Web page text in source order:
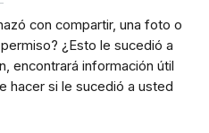
con compartir, una foto o
¿Esto le sucedió a
encontrará información útil
hacer si le sucedió a usted